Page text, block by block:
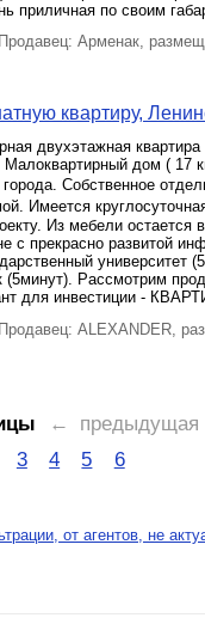
приличная по своим
Арменак,
квартиру,
двухэтажная
дом ( 17
города. Собственное
Имеется
Из мебели остается
с прекрасно развитой
(5минут). Рассмотрим
для инвестиции -
ALEXANDER,
← предыдущая
3 4 5 6
от агентов, не